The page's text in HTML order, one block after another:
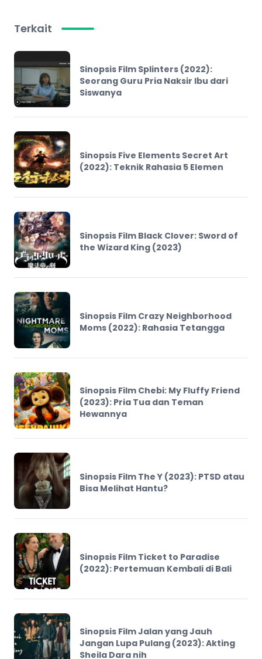
Terkait
Sinopsis Film Splinters (2022):
Seorang Guru Pria Naksir Ibu dari
Siswanya
Sinopsis Five Elements Secret Art
(2022): Teknik Rahasia 5 Elemen
Sinopsis Film Black Clover: Sword of
the Wizard King (2023)
Sinopsis Film Crazy Neighborhood
Moms (2022): Rahasia Tetangga
Sinopsis Film Chebi: My Fluffy Friend
(2023): Pria Tua dan Teman
Hewannya
Sinopsis Film The Y (2023): PTSD atau
Bisa Melihat Hantu?
Sinopsis Film Ticket to Paradise
(2022): Pertemuan Kembali di Bali
Sinopsis Film Jalan yang Jauh
Jangan Lupa Pulang (2023): Akting
Sheila Dara nih